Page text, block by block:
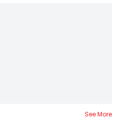
See More